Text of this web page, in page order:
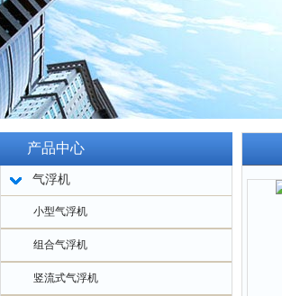
产品中心
气浮机
小型气浮机
组合气浮机
竖流式气浮机